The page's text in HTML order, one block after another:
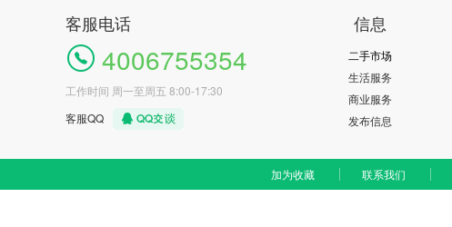
客服电话
4006755354
工作时间 周一至周五 8:00-17:30
客服QQ
信息
二手市场
生活服务
商业服务
发布信息
加为收藏 联系我们